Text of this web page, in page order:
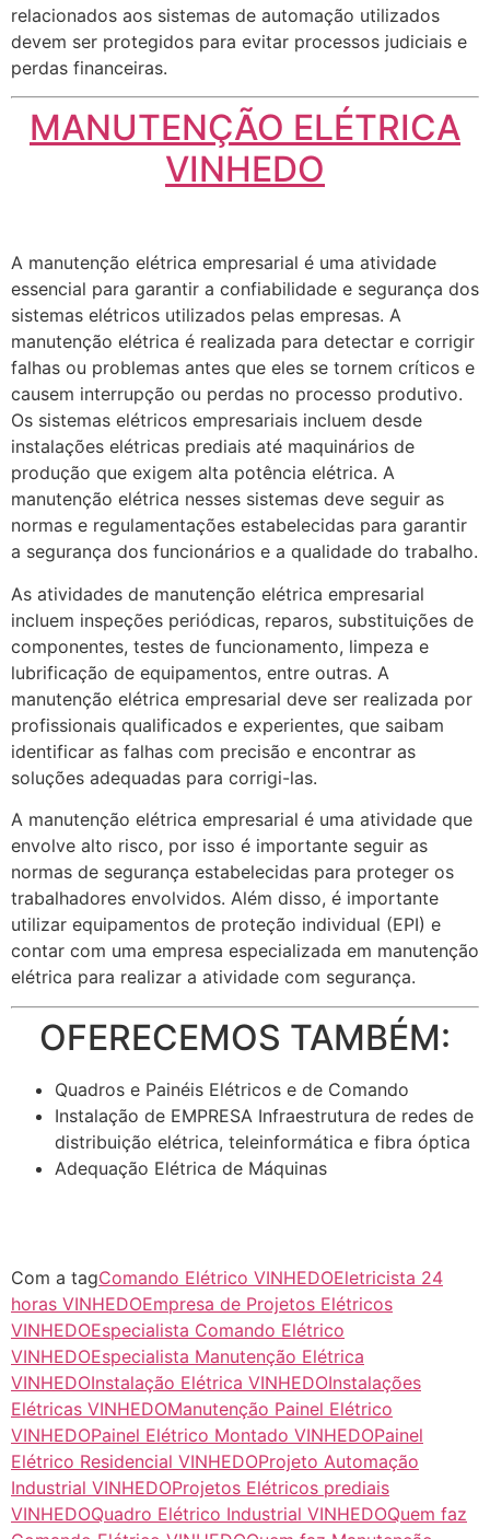
relacionados aos sistemas de automação utilizados
devem ser protegidos para evitar processos judiciais e
perdas financeiras.
MANUTENÇÃO ELÉTRICA
VINHEDO
A manutenção elétrica empresarial é uma atividade
essencial para garantir a confiabilidade e segurança dos
sistemas elétricos utilizados pelas empresas. A
manutenção elétrica é realizada para detectar e corrigir
falhas ou problemas antes que eles se tornem críticos e
causem interrupção ou perdas no processo produtivo.
Os sistemas elétricos empresariais incluem desde
instalações elétricas prediais até maquinários de
produção que exigem alta potência elétrica. A
manutenção elétrica nesses sistemas deve seguir as
normas e regulamentações estabelecidas para garantir
a segurança dos funcionários e a qualidade do trabalho.
As atividades de manutenção elétrica empresarial
incluem inspeções periódicas, reparos, substituições de
componentes, testes de funcionamento, limpeza e
lubrificação de equipamentos, entre outras. A
manutenção elétrica empresarial deve ser realizada por
profissionais qualificados e experientes, que saibam
identificar as falhas com precisão e encontrar as
soluções adequadas para corrigi-las.
A manutenção elétrica empresarial é uma atividade que
envolve alto risco, por isso é importante seguir as
normas de segurança estabelecidas para proteger os
trabalhadores envolvidos. Além disso, é importante
utilizar equipamentos de proteção individual (EPI) e
contar com uma empresa especializada em manutenção
elétrica para realizar a atividade com segurança.
OFERECEMOS TAMBÉM:
Quadros e Painéis Elétricos e de Comando
Instalação de EMPRESA Infraestrutura de redes de
distribuição elétrica, teleinformática e fibra óptica
Adequação Elétrica de Máquinas
Com a tagComando Elétrico VINHEDOEletricista 24
horas VINHEDOEmpresa de Projetos Elétricos
VINHEDOEspecialista Comando Elétrico
VINHEDOEspecialista Manutenção Elétrica
VINHEDOInstalação Elétrica VINHEDOInstalações
Elétricas VINHEDOManutenção Painel Elétrico
VINHEDOPainel Elétrico Montado VINHEDOPainel
Elétrico Residencial VINHEDOProjeto Automação
Industrial VINHEDOProjetos Elétricos prediais
VINHEDOQuadro Elétrico Industrial VINHEDOQuem faz